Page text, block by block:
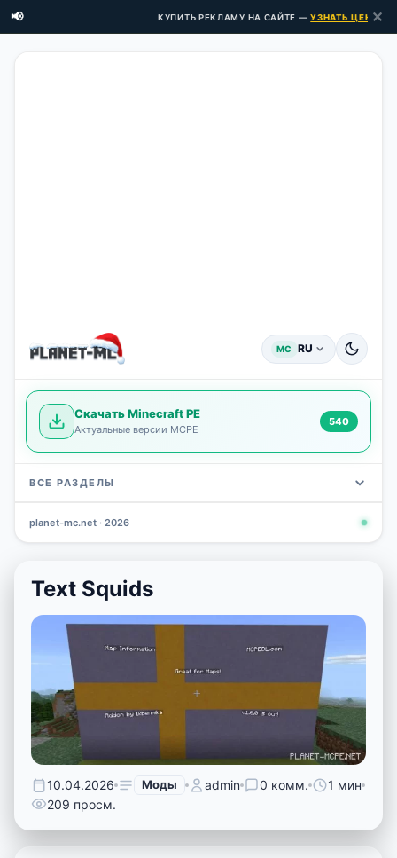
📢 КУПИТЬ РЕКЛАМУ НА САЙТЕ —УЗНАТЬ ЦЕНЫ ✕
MC RU
Скачать Minecraft PE
Актуальные версии MCPE
540
ВСЕ РАЗДЕЛЫ
2 964
planet-mc.net · 2026
Text Squids
10.04.2026 Моды admin 0 комм.
1 мин
209 просм.